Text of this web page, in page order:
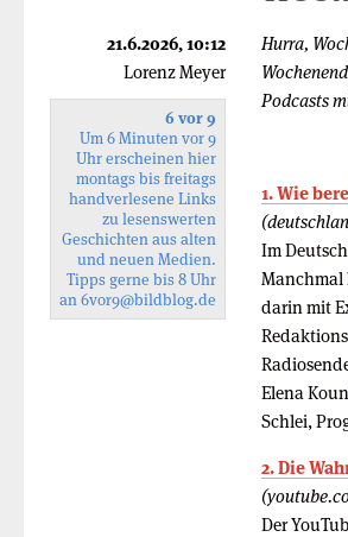
Hurra,
Podcasts
1. Wie
Im
Manchmal
darin mit
Elena
Schlei,
2. Die
Der
21.6.2026, 10:12
Lorenz Meyer
6 vor 9
Um 6 Minuten vor 9
Uhr erscheinen hier
montags bis freitags
handverlesene Links
zu lesenswerten
Geschichten aus alten
und neuen Medien.
Tipps gerne bis 8 Uhr
an6vor9@bildblog.de